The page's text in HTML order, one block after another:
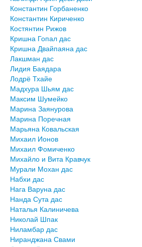
Константин Горбаненко
Константин Кириченко
Костянтин Рижов
Кришна Гопал дас
Кришна Двайпаяна дас
Лакшман дас
Лидия Баядара
Лодрё Тхайе
Мадхура Шьям дас
Максим Шумейко
Марина Заянурова
Марина Поречная
Марьяна Ковальская
Михаил Ионов
Михаил Фомиченко
Михайло и Вита Кравчук
Мурали Мохан дас
Набхи дас
Нага Варуна дас
Нанда Сута дас
Наталья Калиничева
Николай Шпак
Ниламбар дас
Ниранджана Свами